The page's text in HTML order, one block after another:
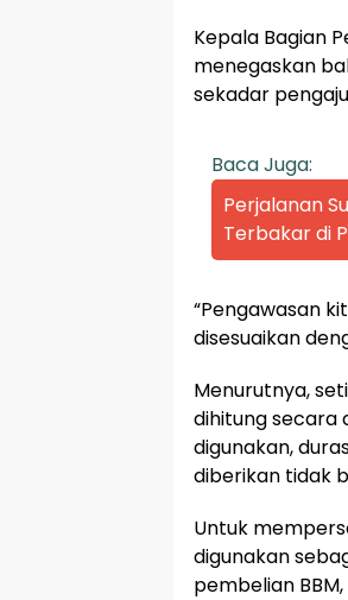
Kepala Bagian
menegaskan
sekadar
Baca Juga:
Perjalanan
Terbakar di
“Pengawasan
disesuaikan
Menurutnya,
dihitung secara
digunakan,
diberikan tidak
Untuk
digunakan
pembelian